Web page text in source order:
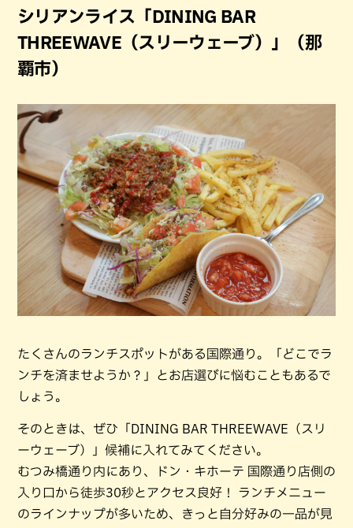
シリアンライス「DINING BAR
THREEWAVE（スリーウェーブ）」（那
覇市）
たくさんのランチスポットがある国際通り。「どこでラ
ンチを済ませようか？」とお店選びに悩むこともあるで
しょう。
そのときは、ぜひ「DINING BAR THREEWAVE（スリ
ーウェーブ）」候補に入れてみてください。
むつみ橋通り内にあり、ドン・キホーテ 国際通り店側の
入り口から徒歩30秒とアクセス良好！ ランチメニュー
のラインナップが多いため、きっと自分好みの一品が見